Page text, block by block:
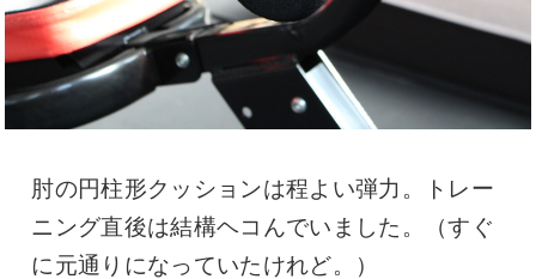
肘の円柱形クッションは程よい弾力。トレー
ニング直後は結構ヘコんでいました。（すぐ
に元通りになっていたけれど。）